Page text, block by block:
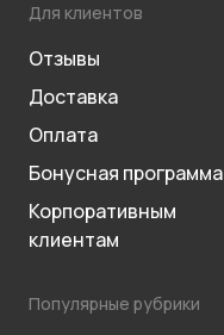
Для клиентов
Отзывы
Доставка
Оплата
Бонусная программа
Корпоративным
клиентам
Популярные рубрики